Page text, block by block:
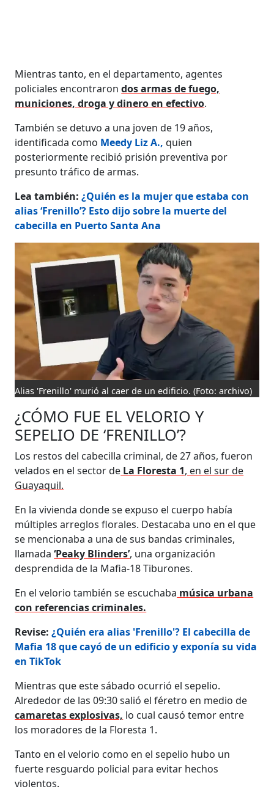
Mientras tanto, en el departamento, agentes
policiales encontrarondos armas de fuego,
municiones, droga y dinero en efectivo.
También se detuvo a una joven de 19 años,
identificada como Meedy Liz A., quien
posteriormente recibió prisión preventiva por
presunto tráfico de armas.
Lea también:¿Quién es la mujer que estaba con
alias ‘Frenillo’? Esto dijo sobre la muerte del
cabecilla en Puerto Santa Ana
Alias 'Frenillo' murió al caer de un edificio. (Foto: archivo)
¿CÓMO FUE EL VELORIO Y
SEPELIO DE ‘FRENILLO’?
Los restos del cabecilla criminal, de 27 años, fueron
velados en el sector de La Floresta 1, en el sur de
Guayaquil.
En la vivienda donde se expuso el cuerpo había
múltiples arreglos florales. Destacaba uno en el que
se mencionaba a una de sus bandas criminales,
llamada‘Peaky Blinders’, una organización
desprendida de la Mafia-18 Tiburones.
En el velorio también se escuchaba música urbana
con referencias criminales.
Revise:¿Quién era alias 'Frenillo'? El cabecilla de
Mafia 18 que cayó de un edificio y exponía su vida
en TikTok
Mientras que este sábado ocurrió el sepelio.
Alrededor de las 09:30 salió el féretro en medio de
camaretas explosivas, lo cual causó temor entre
los moradores de la Floresta 1.
Tanto en el velorio como en el sepelio hubo un
fuerte resguardo policial para evitar hechos
violentos.